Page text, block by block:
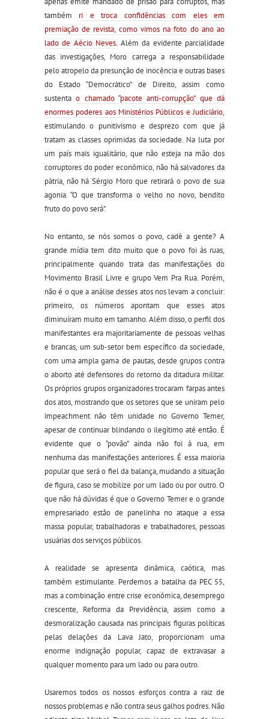
também ri e troca confidências com eles em
premiação de revista, como vimos na foto do ano ao
lado de Aécio Neves. Além da evidente parcialidade
das investigações, Moro carrega a responsabilidade
pelo atropelo da presunção de inocência e outras bases
do Estado “Democrático” de Direito, assim como
sustentao chamado “pacote anti-corrupção” que dá
enormes poderes aos Ministérios Públicos e Judiciário,
estimulando o punitivismo e desprezo com que já
tratam as classes oprimidas da sociedade. Na luta por
um país mais igualitário, que não esteja na mão dos
corruptores do poder econômico, não há salvadores da
pátria, não há Sérgio Moro que retirará o povo de sua
agonia. “O que transforma o velho no novo, bendito
fruto do povo será”.
No entanto, se nós somos o povo, cadê a gente? A
grande mídia tem dito muito que o povo foi às ruas,
principalmente quando trata das manifestações do
Movimento Brasil Livre e grupo Vem Pra Rua. Porém,
não é o que a análise desses atos nos levam a concluir:
primeiro, os números apontam que esses atos
diminuíram muito em tamanho. Além disso, o perfil dos
manifestantes era majoritariamente de pessoas velhas
e brancas, um sub-setor bem específico da sociedade,
com uma ampla gama de pautas, desde grupos contra
o aborto até defensores do retorno da ditadura militar.
Os próprios grupos organizadores trocaram farpas antes
dos atos, mostrando que os setores que se uniram pelo
impeachment não têm unidade no Governo Temer,
apesar de continuar blindando o ilegítimo até então. É
evidente que o “povão” ainda não foi à rua, em
nenhuma das manifestações anteriores. É essa maioria
popular que será o fiel da balança, mudando a situação
de figura, caso se mobilize por um lado ou por outro. O
que não há dúvidas é que o Governo Temer e o grande
empresariado estão de panelinha no ataque a essa
massa popular, trabalhadoras e trabalhadores, pessoas
usuárias dos serviços públicos.
A realidade se apresenta dinâmica, caótica, mas
também estimulante. Perdemos a batalha da PEC 55,
mas a combinação entre crise econômica, desemprego
crescente, Reforma da Previdência, assim como a
desmoralização causada nas principais figuras políticas
pelas delações da Lava Jato, proporcionam uma
enorme indignação popular, capaz de extravasar a
qualquer momento para um lado ou para outro.
Usaremos todos os nossos esforços contra a raiz de
nossos problemas e não contra seus galhos podres. Não